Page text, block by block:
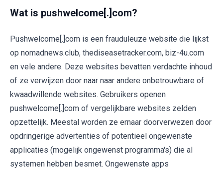
Wat is pushwelcome[.]com?
Pushwelcome[.]com is een frauduleuze website die lijkst
op nomadnews.club, thediseasetracker.com, biz-4u.com
en vele andere. Deze websites bevatten verdachte inhoud
of ze verwijzen door naar naar andere onbetrouwbare of
kwaadwillende websites. Gebruikers openen
pushwelcome[.]com of vergelijkbare websites zelden
opzettelijk. Meestal worden ze ernaar doorverwezen door
opdringerige advertenties of potentieel ongewenste
applicaties (mogelijk ongewenst programma's) die al
systemen hebben besmet. Ongewenste apps